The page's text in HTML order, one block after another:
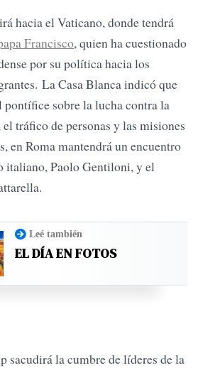
hacia el Vaticano, donde tendrá
Francisco, quien ha cuestionado
por su política hacia los
La Casa Blanca indicó que
sobre la lucha contra la
tráfico de personas y las misiones
en Roma mantendrá un encuentro
italiano, Paolo Gentiloni, y el
Leé también
EL DÍA EN FOTOS
sacudirá la cumbre de líderes de la